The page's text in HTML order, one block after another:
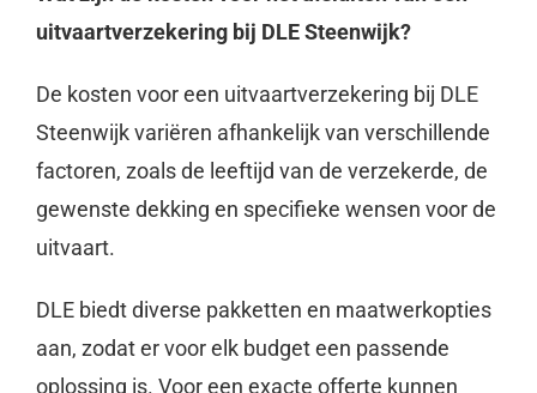
uitvaartverzekering bij DLE Steenwijk?
De kosten voor een uitvaartverzekering bij DLE
Steenwijk variëren afhankelijk van verschillende
factoren, zoals de leeftijd van de verzekerde, de
gewenste dekking en specifieke wensen voor de
uitvaart.
DLE biedt diverse pakketten en maatwerkopties
aan, zodat er voor elk budget een passende
oplossing is. Voor een exacte offerte kunnen